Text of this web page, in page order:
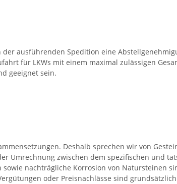
ausführenden Spedition eine
für LKWs mit einem maximal zulässigen
geeignet sein.
Deshalb sprechen wir von
Umrechnung zwischen dem spezifischen und
nachträgliche Korrosion von Natursteinen
oder Preisnachlässe sind